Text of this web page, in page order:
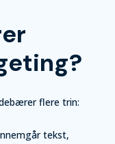
flere trin:
tekst,